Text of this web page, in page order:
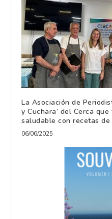
La Asociación de
y Cuchara’ del Cerca
saludable con recetas
06/06/2025